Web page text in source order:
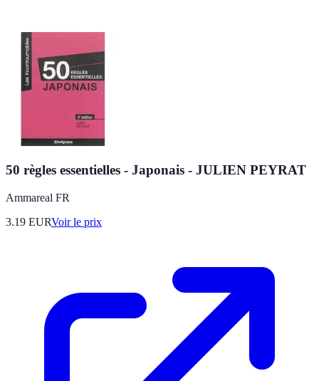
50 règles essentielles - Japonais - JULIEN PEYRAT
Ammareal FR
3.19 EURVoir le prix